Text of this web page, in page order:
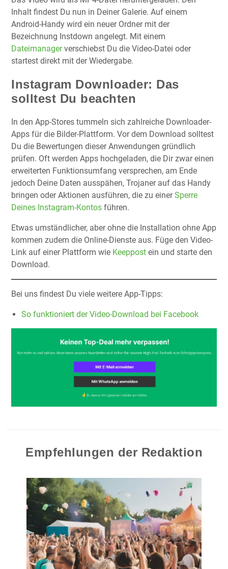
Inhalt findest Du nun in Deiner Galerie. Auf einem
Android-Handy wird ein neuer Ordner mit der
Bezeichnung Instdown angelegt. Mit einem
Dateimanagerverschiebst Du die Video-Datei oder
startest direkt mit der Wiedergabe.
Instagram Downloader: Das
solltest Du beachten
In den App-Stores tummeln sich zahlreiche Downloader-
Apps für die Bilder-Plattform. Vor dem Download solltest
Du die Bewertungen dieser Anwendungen gründlich
prüfen. Oft werden Apps hochgeladen, die Dir zwar einen
erweiterten Funktionsumfang versprechen, am Ende
jedoch Deine Daten ausspähen, Trojaner auf das Handy
bringen oder Aktionen ausführen, die zu einerSperre
Deines Instagram-Kontos führen.
Etwas umständlicher, aber ohne die Installation ohne App
kommen zudem die Online-Dienste aus. Füge den Video-
Link auf einer Plattform wie Keeppost ein und starte den
Download.
Bei uns findest Du viele weitere App-Tipps:
So funktioniert der Video-Download bei Facebook
Empfehlungen der Redaktion